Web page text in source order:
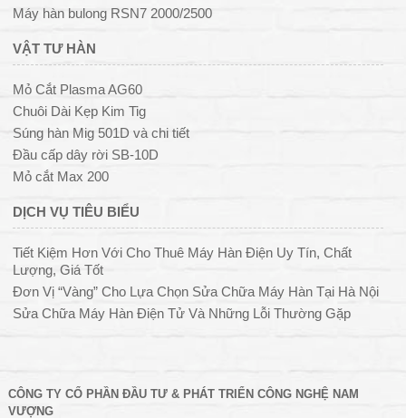
Máy hàn bulong RSN7 2000/2500
VẬT TƯ HÀN
Mỏ Cắt Plasma AG60
Chuôi Dài Kẹp Kim Tig
Súng hàn Mig 501D và chi tiết
Đầu cấp dây rời SB-10D
Mỏ cắt Max 200
DỊCH VỤ TIÊU BIỂU
Tiết Kiệm Hơn Với Cho Thuê Máy Hàn Điện Uy Tín, Chất
Lượng, Giá Tốt
Đơn Vị “Vàng” Cho Lựa Chọn Sửa Chữa Máy Hàn Tại Hà Nội
Sửa Chữa Máy Hàn Điện Tử Và Những Lỗi Thường Gặp
CÔNG TY CỔ PHẦN ĐẦU TƯ & PHÁT TRIỂN CÔNG NGHỆ NAM
VƯỢNG